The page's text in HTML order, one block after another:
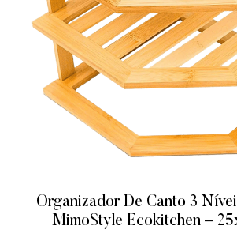
Organizador De Canto 3
MimoStyle Ecokitchen –